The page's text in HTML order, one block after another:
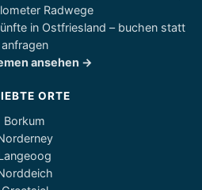
Radwege
in Ostfriesland – buchen statt
anfragen
ansehen →
ORTE
Borkum